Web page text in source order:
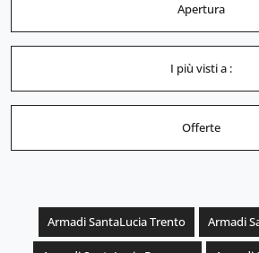
Apertura
I più visti a :
Offerte
Armadi SantaLucia Trento Armadi